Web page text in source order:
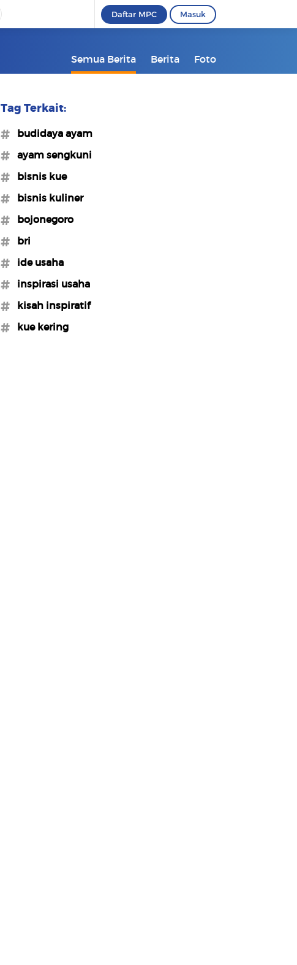
Daftar MPC Masuk
Semua Berita Berita Foto
Tag Terkait:
#budidaya ayam
#ayam sengkuni
#bisnis kue
#bisnis kuliner
#bojonegoro
#bri
#ide usaha
#inspirasi usaha
#kisah inspiratif
#kue kering